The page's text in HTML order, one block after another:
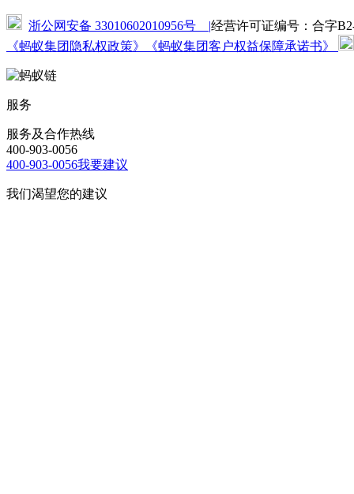
浙公网安备 33010602010956号 |经营许可证编号：合字
《蚂蚁集团隐私权政策》
《蚂蚁集团客户权益保障承诺书》
服务
服务及合作热线
400-903-0056
400-903-0056我要建议
我们渴望您的建议